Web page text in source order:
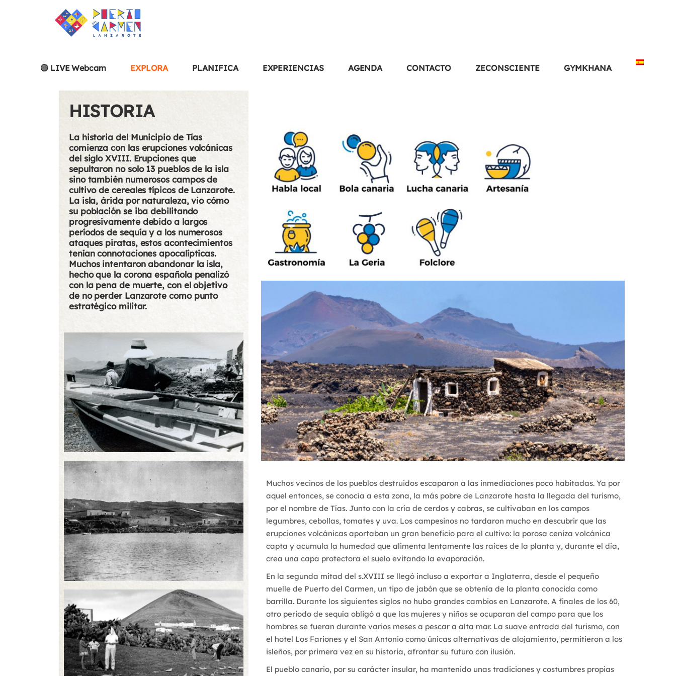
🔴 LIVE Webcam EXPLORA PLANIFICA EXPERIENCIAS AGENDA CONTACTO ZECONSCIENTE GYMKHANA
HISTORIA
La historia del Municipio de Tías
comienza con las erupciones volcánicas
del siglo XVIII. Erupciones que
sepultaron no solo 13 pueblos de la isla
sino también numerosos campos de
cultivo de cereales típicos de Lanzarote.
La isla, árida por naturaleza, vio cómo
su población se iba debilitando
progresivamente debido a largos
períodos de sequía y a los numerosos
ataques piratas, estos acontecimientos
tenían connotaciones apocalípticas.
Muchos intentaron abandonar la isla,
hecho que la corona española penalizó
con la pena de muerte, con el objetivo
de no perder Lanzarote como punto
estratégico militar.
Muchos vecinos de los pueblos destruidos escaparon a las inmediaciones poco habitadas. Ya por
aquel entonces, se conocía a esta zona, la más pobre de Lanzarote hasta la llegada del turismo,
por el nombre de Tías. Junto con la cría de cerdos y cabras, se cultivaban en los campos
legumbres, cebollas, tomates y uva. Los campesinos no tardaron mucho en descubrir que las
erupciones volcánicas aportaban un gran beneficio para el cultivo: la porosa ceniza volcánica
capta y acumula la humedad que alimenta lentamente las raíces de la planta y, durante el día,
crea una capa protectora el suelo evitando la evaporación.
En la segunda mitad del s.XVIII se llegó incluso a exportar a Inglaterra, desde el pequeño
muelle de Puerto del Carmen, un tipo de jabón que se obtenía de la planta conocida como
barrilla. Durante los siguientes siglos no hubo grandes cambios en Lanzarote. A finales de los 60,
otro periodo de sequía obligó a que las mujeres y niños se ocuparan del campo para que los
hombres se fueran durante varios meses a pescar a alta mar. La suave entrada del turismo, con
el hotel Los Fariones y el San Antonio como únicas alternativas de alojamiento, permitieron a los
isleños, por primera vez en su historia, afrontar su futuro con ilusión.
El pueblo canario, por su carácter insular, ha mantenido unas tradiciones y costumbres propias